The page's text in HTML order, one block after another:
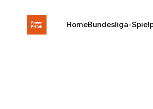
HomeBundesliga-